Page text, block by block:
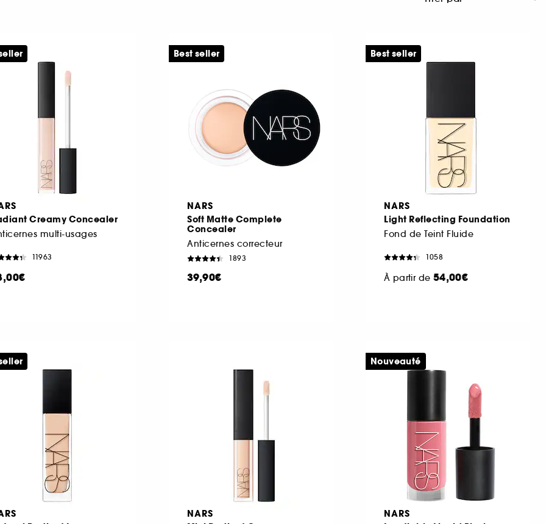
Creamy Concealer
multi-usages
11963
NARS
Soft Matte Complete
Concealer
Anticernes correcteur
1893
39,90€
Best seller
NARS
Light Reflecting Foundation
Fond de Teint Fluide
1058
À partir de 54,00€
Best seller
NARS
NARS
Nouveauté